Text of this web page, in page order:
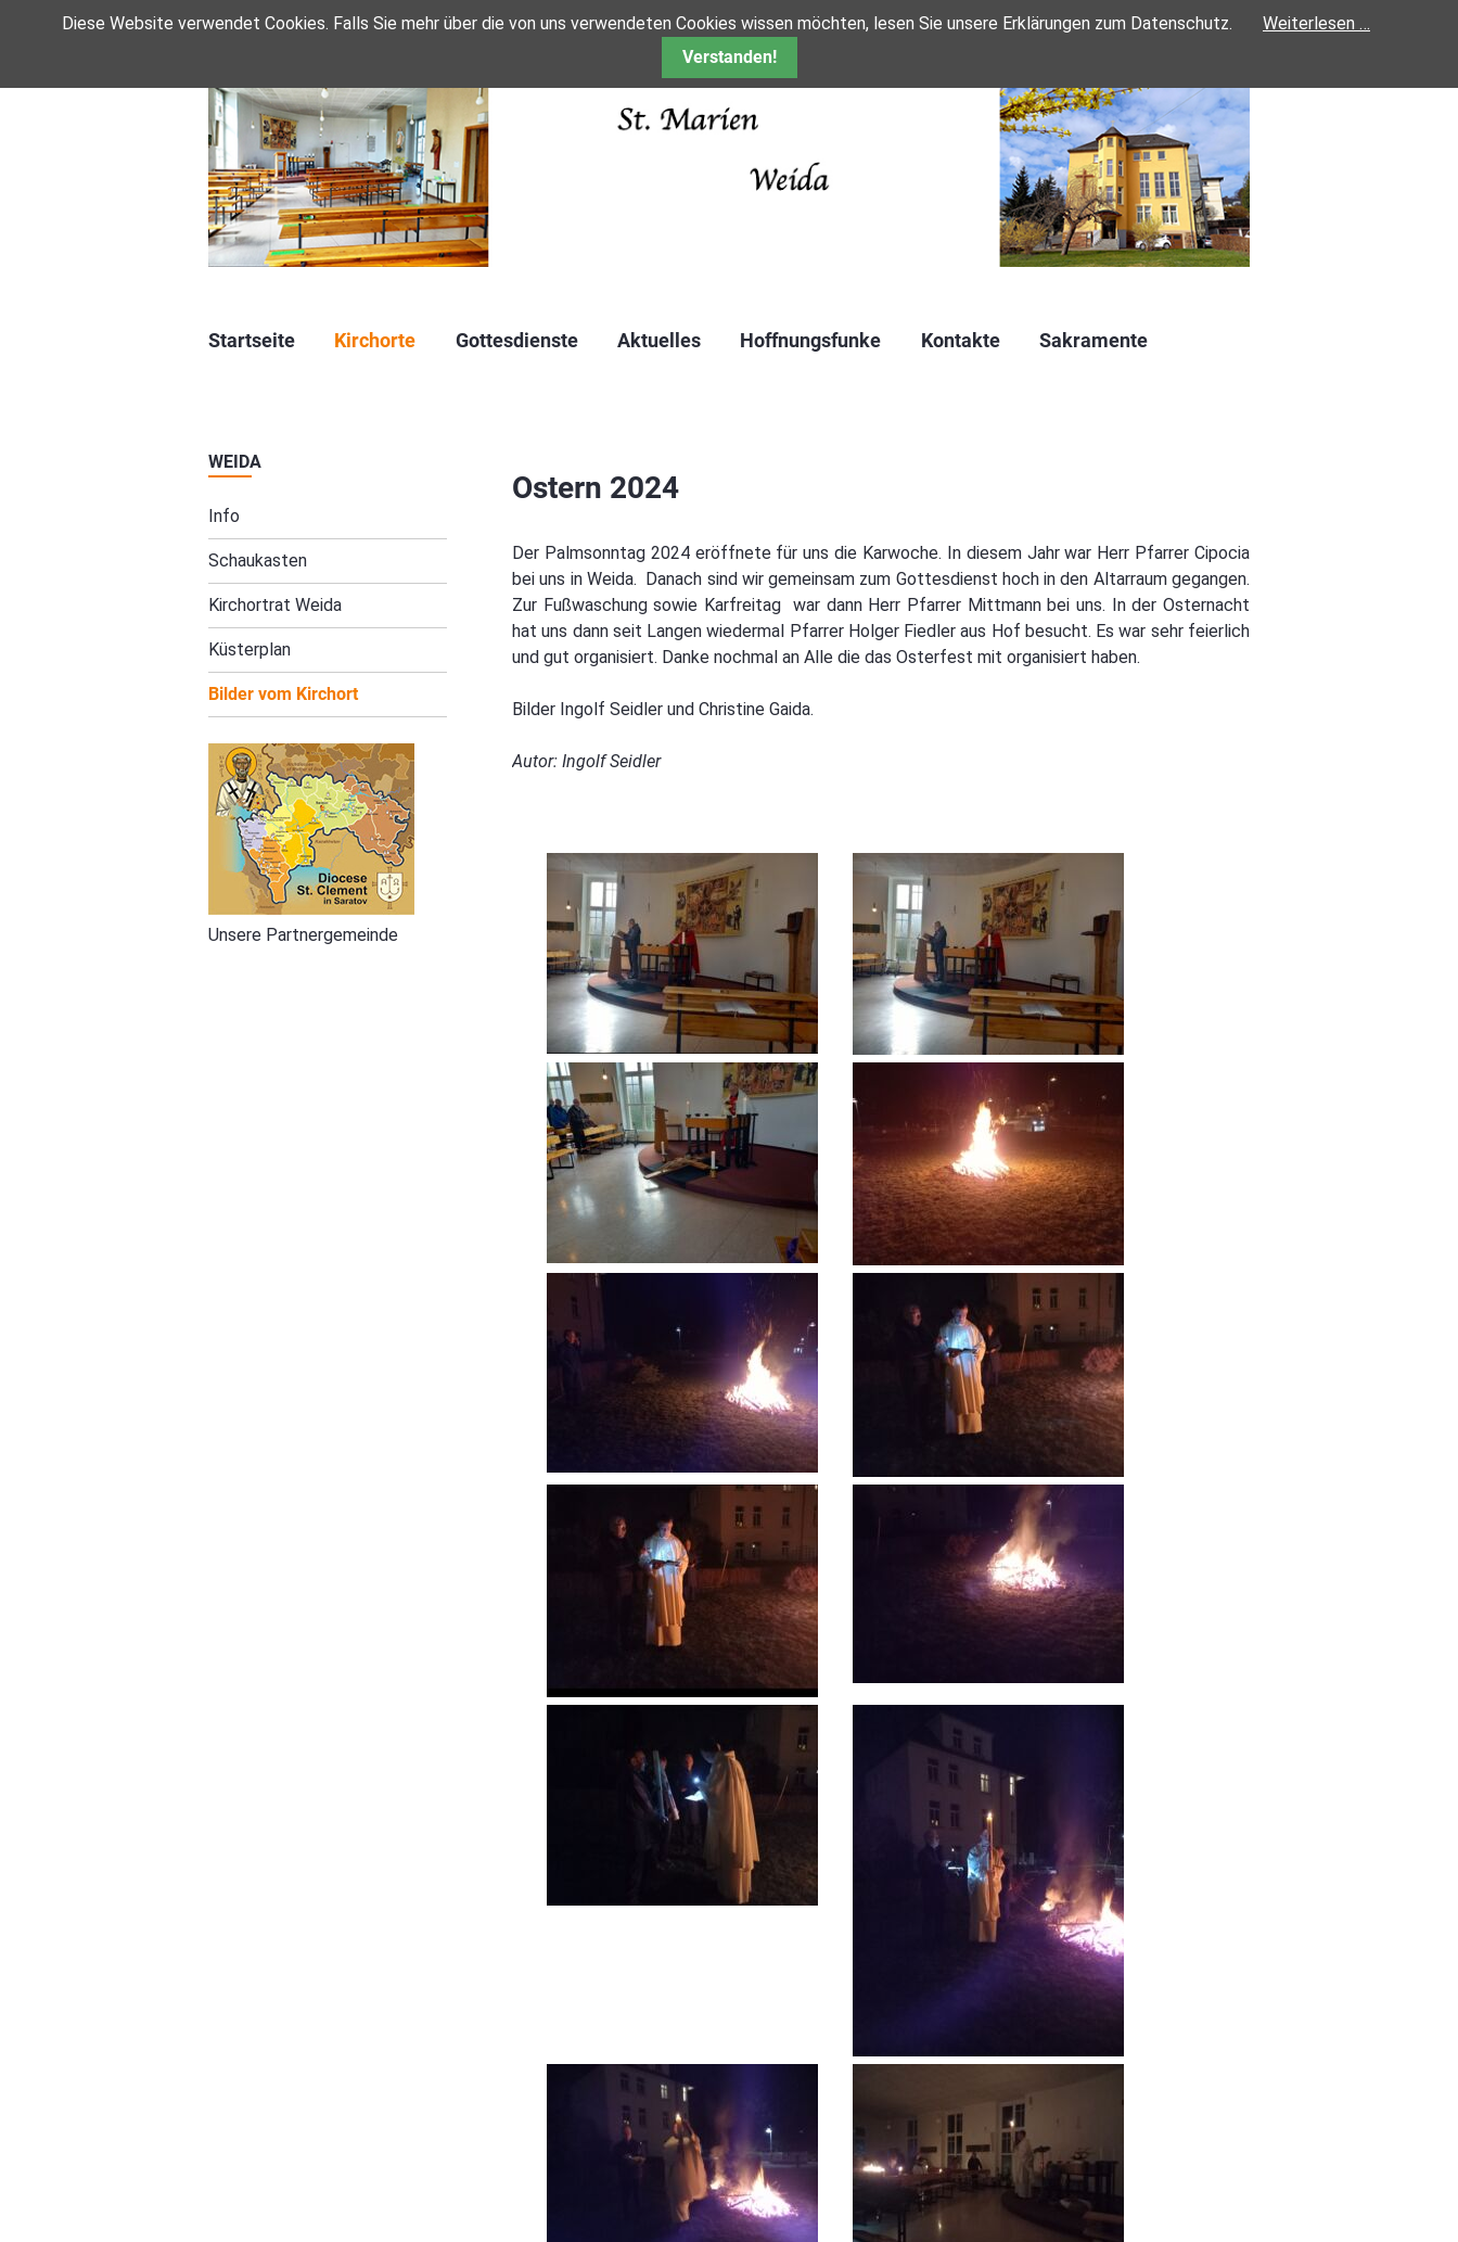
Navigation
Startseite Kirchorte Gottesdienste Aktuelles Hoffnungsfunke Kontakte Sakramente
Ostern 2024
Der Palmsonntag 2024 eröffnete für uns die Karwoche. In diesem Jahr war Herr Pfarrer Cipocia
bei uns in Weida. Danach sind wir gemeinsam zum Gottesdienst hoch in den Altarraum gegangen.
Zur Fußwaschung sowie Karfreitag war dann Herr Pfarrer Mittmann bei uns. In der Osternacht
hat uns dann seit Langen wiedermal Pfarrer Holger Fiedler aus Hof besucht. Es war sehr feierlich
und gut organisiert. Danke nochmal an Alle die das Osterfest mit organisiert haben.
Bilder Ingolf Seidler und Christine Gaida.
Autor: Ingolf Seidler
WEIDA
Navigation
Info
Schaukasten
Kirchortrat Weida
Küsterplan
Bilder vom Kirchort
Unsere Partnergemeinde
Diese Website verwendet Cookies. Falls Sie mehr über die von uns verwendeten Cookies wissen möchten, lesen Sie unsere Erklärungen zum Datenschutz.
Weiterlesen …
Verstanden!